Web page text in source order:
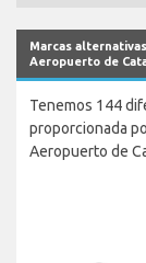
Marcas
Aeropuerto de
Tenemos 144
proporcionada
Aeropuerto de